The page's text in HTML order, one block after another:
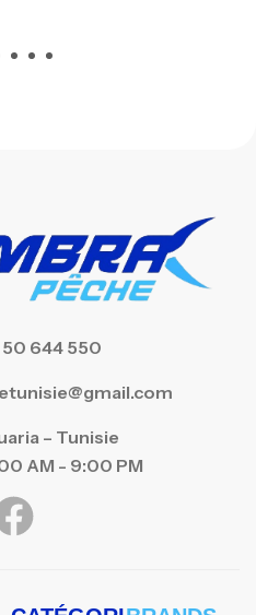
50 644 550
– Tunisie
AM - 9:00 PM